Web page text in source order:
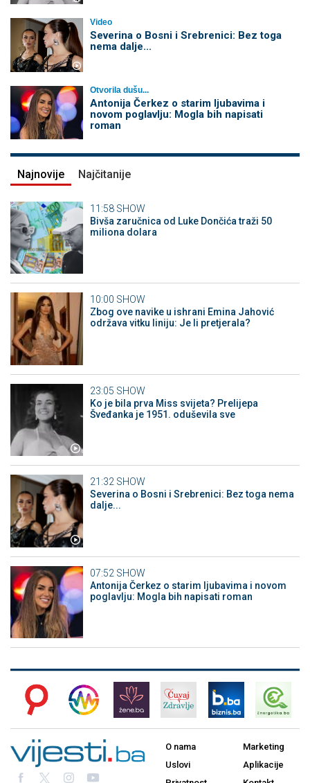
Video
Severina o Bosni i Srebrenici: Bez toga
nema dalje...
Otvorila dušu...
Antonija Čerkez o starim ljubavima i
novom poglavlju: Mogla bih napisati
roman
Najnovije Najčitanije
11:58 SHOW
Bivša zaručnica od Luke Dončića traži 50
miliona dolara
10:00 SHOW
Zbog ove navike u ishrani Emina Jahović
održava vitku liniju: Je li pretjerala?
23:05 SHOW
Ko je bila prva Miss svijeta? Prelijepa
Šveđanka je 1951. oduševila sve
21:32 SHOW
Severina o Bosni i Srebrenici: Bez toga nema
dalje...
07:52 SHOW
Antonija Čerkez o starim ljubavima i novom
poglavlju: Mogla bih napisati roman
O nama
Uslovi
Marketing
Aplikacije